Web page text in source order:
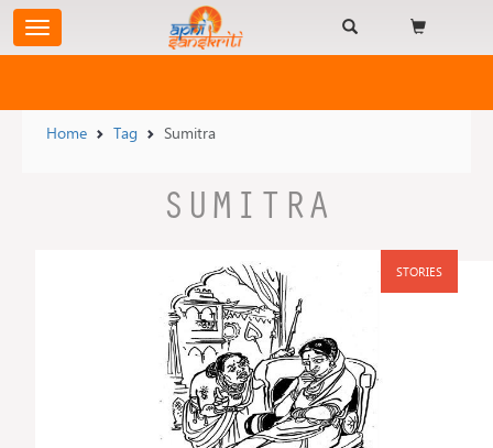
Home Tag Sumitra
SUMITRA
STORIES